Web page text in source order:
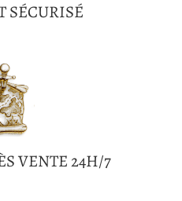
SÉCURISÉ
VENTE 24H/7